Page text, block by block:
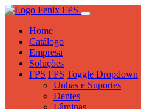
Home
Catálogo
Empresa
Soluções
FPS FPS Toggle Dropdown
Unhas e Suportes
Dentes
Lâminas